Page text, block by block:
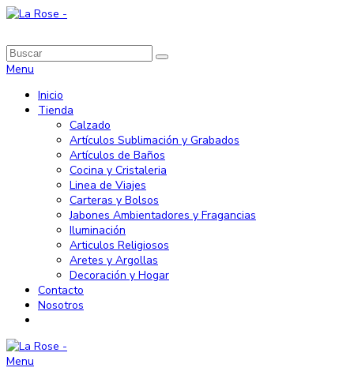
Menu
Inicio
Tienda
Calzado
Artículos Sublimación y Grabados
Artículos de Baños
Cocina y Cristaleria
Linea de Viajes
Carteras y Bolsos
Jabones Ambientadores y Fragancias
Iluminación
Articulos Religiosos
Aretes y Argollas
Decoración y Hogar
Contacto
Nosotros
Menu